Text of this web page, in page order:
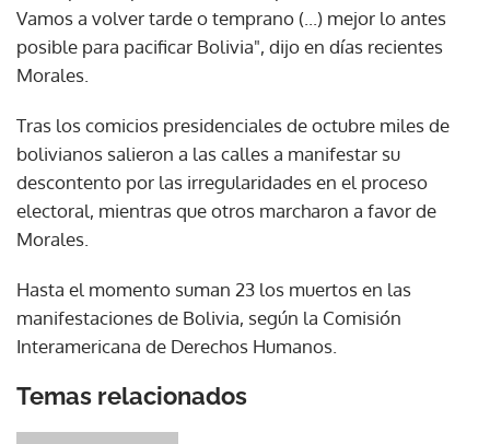
Vamos a volver tarde o temprano (...) mejor lo antes
posible para pacificar Bolivia", dijo en días recientes
Morales.
Tras los comicios presidenciales de octubre miles de
bolivianos salieron a las calles a manifestar su
descontento por las irregularidades en el proceso
electoral, mientras que otros marcharon a favor de
Morales.
Hasta el momento suman 23 los muertos en las
manifestaciones de Bolivia, según la Comisión
Interamericana de Derechos Humanos.
Temas relacionados